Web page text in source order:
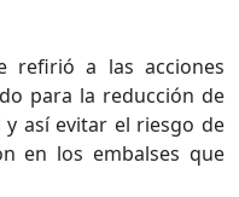
refirió a las acciones
para la reducción de
así evitar el riesgo de
en los embalses que